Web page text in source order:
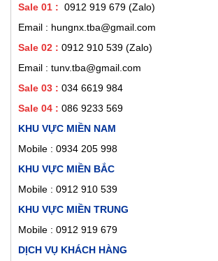
Sale 01 : 0912 919 679 (Zalo)
Email : hungnx.tba@gmail.com
Sale 02 : 0912 910 539 (Zalo)
Email : tunv.tba@gmail.com
Sale 03 : 034 6619 984
Sale 04 : 086 9233 569
KHU VỰC MIỀN NAM
Mobile : 0934 205 998
KHU VỰC MIỀN BẮC
Mobile : 0912 910 539
KHU VỰC MIỀN TRUNG
Mobile : 0912 919 679
DỊCH VỤ KHÁCH HÀNG